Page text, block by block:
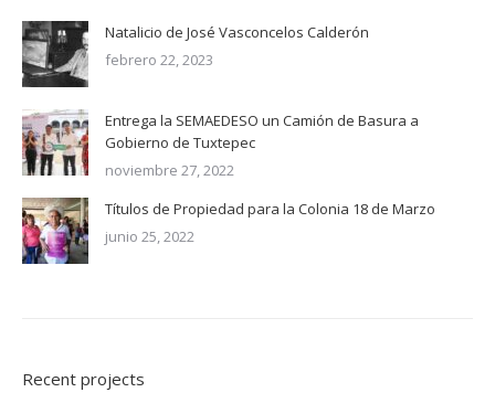
Natalicio de José Vasconcelos Calderón
febrero 22, 2023
Entrega la SEMAEDESO un Camión de Basura a
Gobierno de Tuxtepec
noviembre 27, 2022
Títulos de Propiedad para la Colonia 18 de Marzo
junio 25, 2022
Recent projects